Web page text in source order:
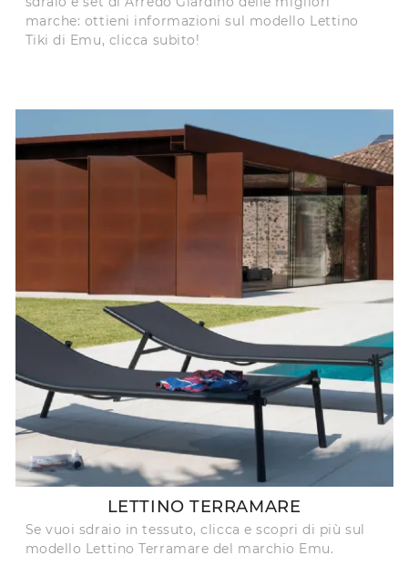
marche: ottieni informazioni sul modello Lettino
Tiki di Emu, clicca subito!
LETTINO TERRAMARE
Se vuoi sdraio in tessuto, clicca e scopri di più sul
modello Lettino Terramare del marchio Emu.